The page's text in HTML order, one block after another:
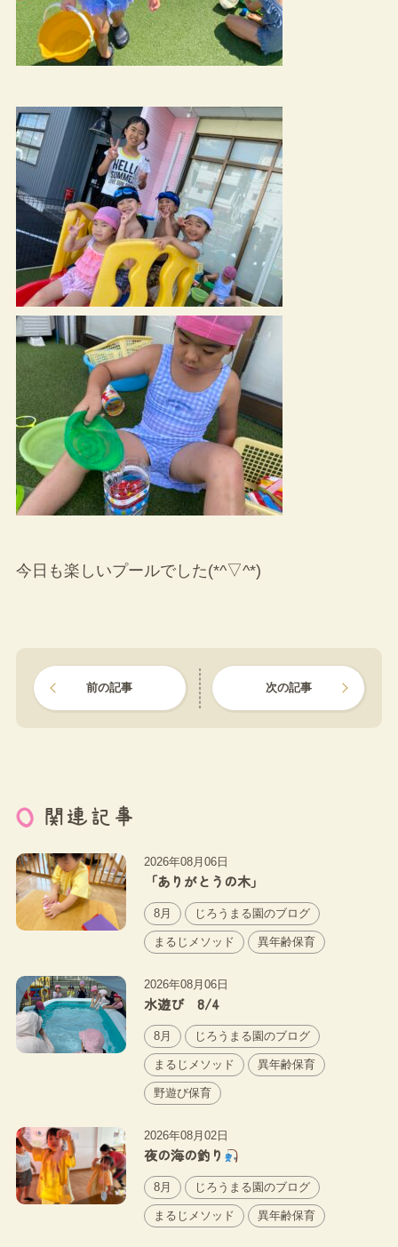
今日も楽しいプールでした(*^▽^*)
前の記事 次の記事
関連記事
2026年08月06日
「ありがとうの木」
8月 じろうまる園のブログ
まるじメソッド 異年齢保育
2026年08月06日
水遊び 8/4
8月 じろうまる園のブログ
まるじメソッド 異年齢保育
野遊び保育
2026年08月02日
夜の海の釣り
8月 じろうまる園のブログ
まるじメソッド 異年齢保育